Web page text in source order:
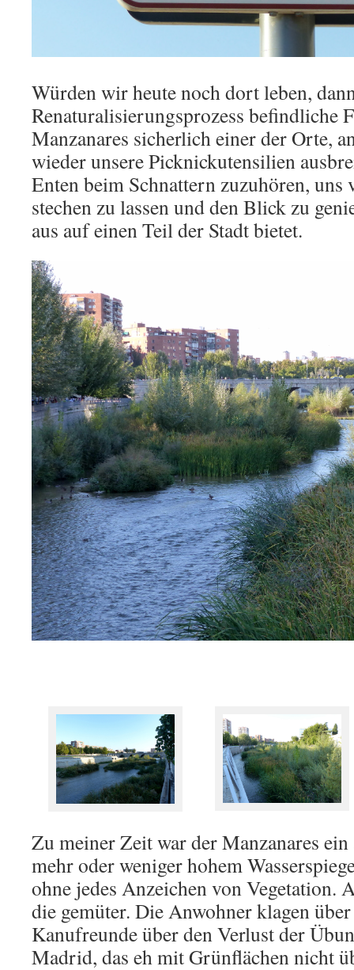
Würden wir heute noch dort leben,
Renaturalisierungsprozess befindliche
Manzanares sicherlich einer der Orte,
wieder unsere Picknickutensilien
Enten beim Schnattern zuzuhören,
stechen zu lassen und den Blick zu
aus auf einen Teil der Stadt bietet.
Zu meiner Zeit war der Manzanares
mehr oder weniger hohem
ohne jedes Anzeichen von Vegetation.
die gemüter. Die Anwohner klagen
Kanufreunde über den Verlust der
Madrid, das eh mit Grünflächen nicht